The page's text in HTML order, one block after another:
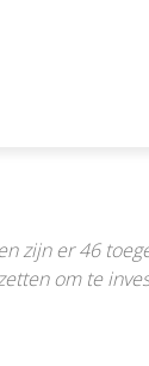
zijn er 46
om te